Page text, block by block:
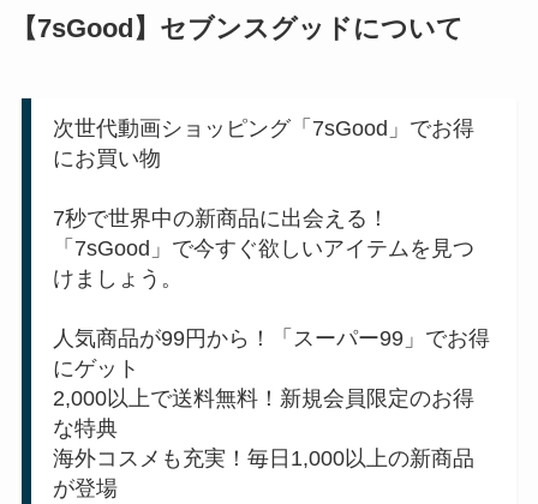
【7sGood】セブンスグッドについて
次世代動画ショッピング「7sGood」でお得
にお買い物
7秒で世界中の新商品に出会える！
「7sGood」で今すぐ欲しいアイテムを見つ
けましょう。
人気商品が99円から！「スーパー99」でお得
にゲット
2,000以上で送料無料！新規会員限定のお得
な特典
海外コスメも充実！毎日1,000以上の新商品
が登場